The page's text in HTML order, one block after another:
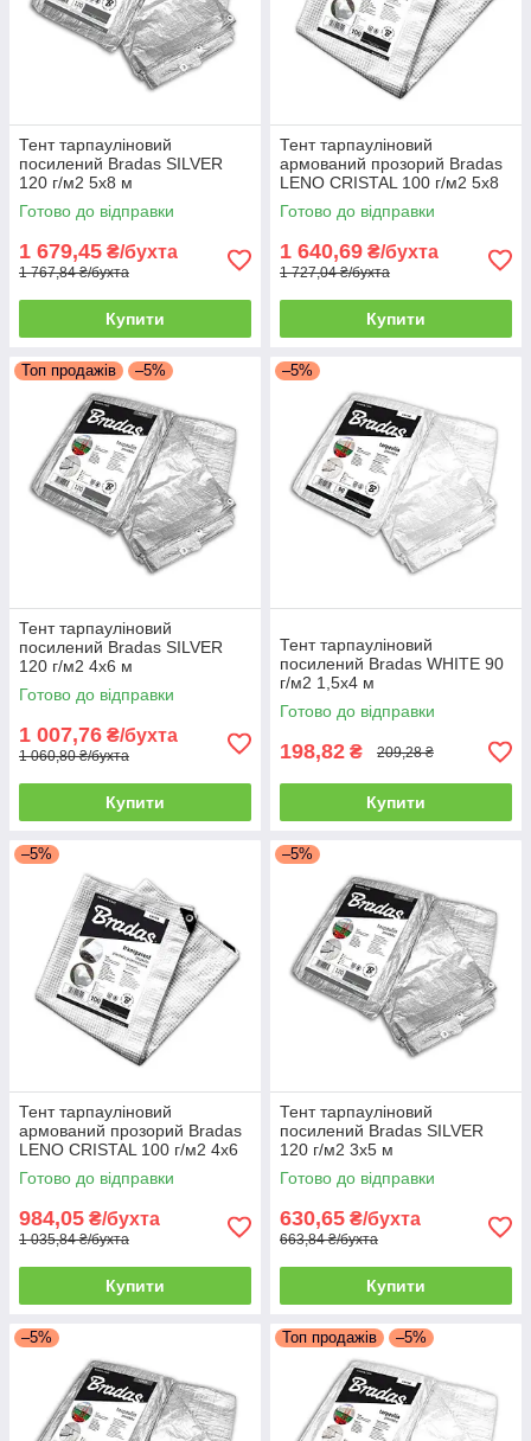
Тент тарпауліновий
посилений Bradas SILVER
120 г/м2 5x8 м
Готово до відправки
1 679,45 ₴/бухта
1 767,84 ₴/бухта
Купити
Тент тарпауліновий
армований прозорий Bradas
LENO CRISTAL 100 г/м2 5x8
м
Готово до відправки
1 640,69 ₴/бухта
1 727,04 ₴/бухта
Купити
Топ продажів –5%
Тент тарпауліновий
посилений Bradas SILVER
120 г/м2 4x6 м
Готово до відправки
1 007,76 ₴/бухта
1 060,80 ₴/бухта
Купити
–5%
Тент тарпауліновий
посилений Bradas WHITE 90
г/м2 1,5х4 м
Готово до відправки
198,82 ₴ 209,28 ₴
Купити
–5%
Тент тарпауліновий
армований прозорий Bradas
LENO CRISTAL 100 г/м2 4x6
м
Готово до відправки
984,05 ₴/бухта
1 035,84 ₴/бухта
Купити
–5%
Тент тарпауліновий
посилений Bradas SILVER
120 г/м2 3x5 м
Готово до відправки
630,65 ₴/бухта
663,84 ₴/бухта
Купити
–5% Топ продажів –5%